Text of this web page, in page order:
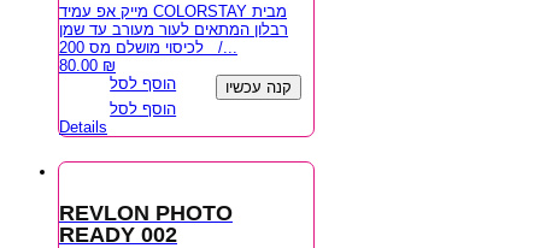
מייק אפ עמיד COLORSTAY מבית
רבלון המתאים לעור מעורב עד שמן
לכיסוי מושלם מס 200 /...
80.00 ₪
הוסף לסל
קנה עכשיו
הוסף לסל
Details
REVLON PHOTO
READY 002